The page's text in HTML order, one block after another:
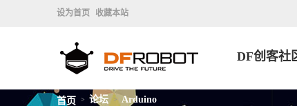
设为首页 收藏本站
DF创客社
首页 > 论坛 > Arduino